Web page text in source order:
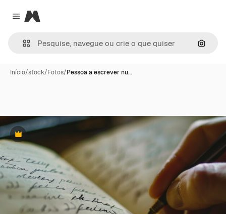
Close menu
Magnific
Início/stock/Fotos/Pessoa a escrever nu…
Premium